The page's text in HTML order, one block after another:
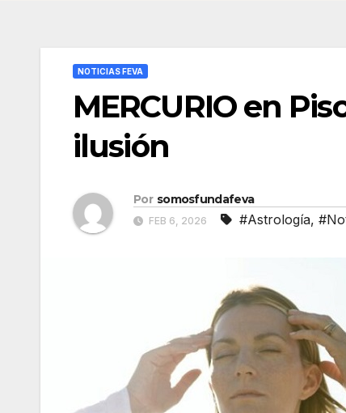
NOTICIAS FEVA
MERCURIO en
ilusión
Por somosfundafeva
FEB 6, 2026 #Astrología,